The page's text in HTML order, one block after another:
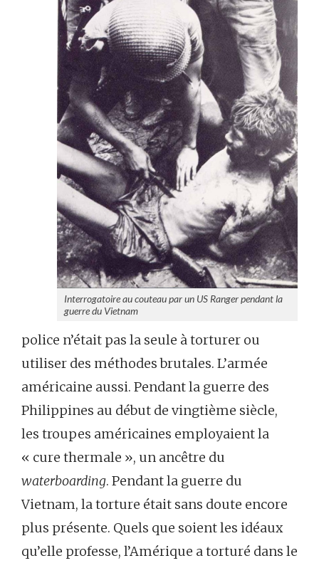
Interrogatoire au couteau par un US Ranger pendant la
guerre du Vietnam
police n’était pas la seule à torturer ou
utiliser des méthodes brutales. L’armée
américaine aussi. Pendant la guerre des
Philippines au début de vingtième siècle,
les troupes américaines employaient la
« cure thermale », un ancêtre du
waterboarding. Pendant la guerre du
Vietnam, la torture était sans doute encore
plus présente. Quels que soient les idéaux
qu’elle professe, l’Amérique a torturé dans le